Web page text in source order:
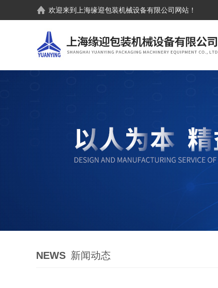
欢迎来到 上海缘迎包装机械设备有限公司 网站！
NEWS 新闻动态